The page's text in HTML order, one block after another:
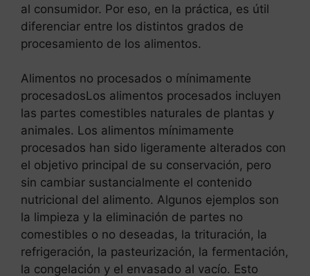
al consumidor. Por eso, en la práctica, es útil
diferenciar entre los distintos grados de
procesamiento de los alimentos.
Alimentos no procesados o mínimamente
procesadosLos alimentos procesados incluyen
las partes comestibles naturales de plantas y
animales. Los alimentos mínimamente
procesados han sido ligeramente alterados con
el objetivo principal de su conservación, pero
sin cambiar sustancialmente el contenido
nutricional del alimento. Algunos ejemplos son
la limpieza y la eliminación de partes no
comestibles o no deseadas, la trituración, la
refrigeración, la pasteurización, la fermentación,
la congelación y el envasado al vacío. Esto